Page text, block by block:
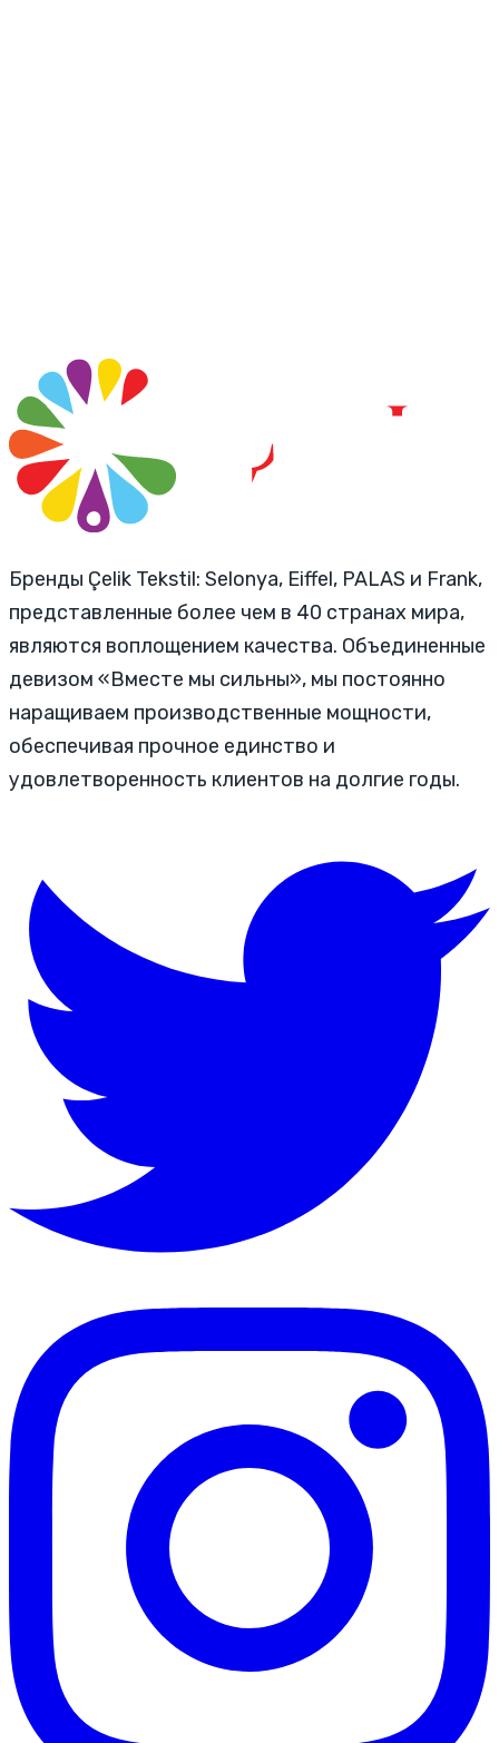
Бренды Çelik Tekstil: Selonya, Eiffel, PALAS и Frank,
представленные более чем в 40 странах мира,
являются воплощением качества. Объединенные
девизом «Вместе мы сильны», мы постоянно
наращиваем производственные мощности,
обеспечивая прочное единство и
удовлетворенность клиентов на долгие годы.